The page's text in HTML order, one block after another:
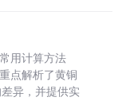
用计算方法
点解析了黄铜
异，并提供实